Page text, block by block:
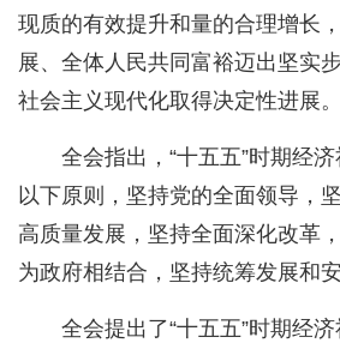
现质的有效提升和量的合理增长
展、全体人民共同富裕迈出坚实
社会主义现代化取得决定性进展。
全会指出，“十五五”时期经
以下原则，坚持党的全面领导，
高质量发展，坚持全面深化改革
为政府相结合，坚持统筹发展和安
全会提出了“十五五”时期经